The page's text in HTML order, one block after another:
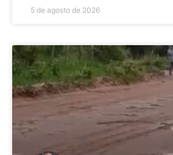
5 de agosto de 2026